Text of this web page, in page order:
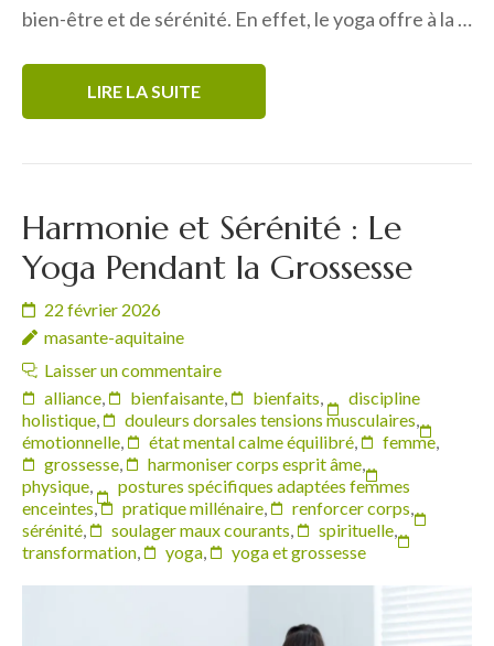
bien-être et de sérénité. En effet, le yoga offre à la …
LIRE LA SUITE
Harmonie et Sérénité : Le
Yoga Pendant la Grossesse
22 février 2026
masante-aquitaine
Laisser un commentaire
alliance, bienfaisante, bienfaits,
discipline
holistique, douleurs dorsales tensions musculaires,
émotionnelle, état mental calme équilibré, femme,
grossesse, harmoniser corps esprit âme,
physique,
postures spécifiques adaptées femmes
enceintes, pratique millénaire, renforcer corps,
sérénité, soulager maux courants, spirituelle,
transformation, yoga, yoga et grossesse